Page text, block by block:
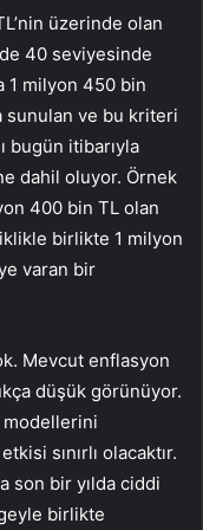
üzerinde olan
40 seviyesinde
1 milyon 450 bin
sunulan ve bu kriteri
bugün itibarıyla
dahil oluyor. Örnek
400 bin TL olan
birlikte 1 milyon
varan bir
Mevcut enflasyon
düşük görünüyor.
modellerini
sınırlı olacaktır.
son bir yılda ciddi
birlikte